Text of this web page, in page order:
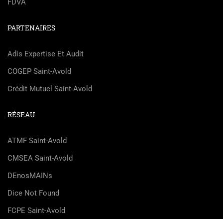
FDVA
PARTENAIRES
Adis Expertise Et Audit
COGEP Saint-Avold
Crédit Mutuel Saint-Avold
RÉSEAU
ATMF Saint-Avold
CMSEA Saint-Avold
DEnosMAINs
Dice Not Found
FCPE Saint-Avold